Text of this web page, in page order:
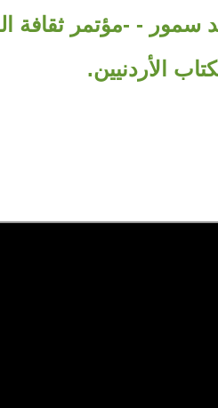
سمور - -مؤتمر ثقافة
الأردنيين.